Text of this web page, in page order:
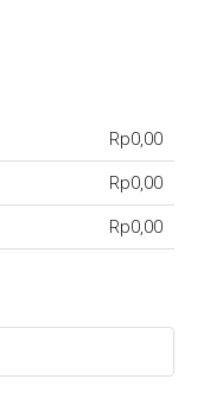
Rp0,00
Rp0,00
Rp0,00